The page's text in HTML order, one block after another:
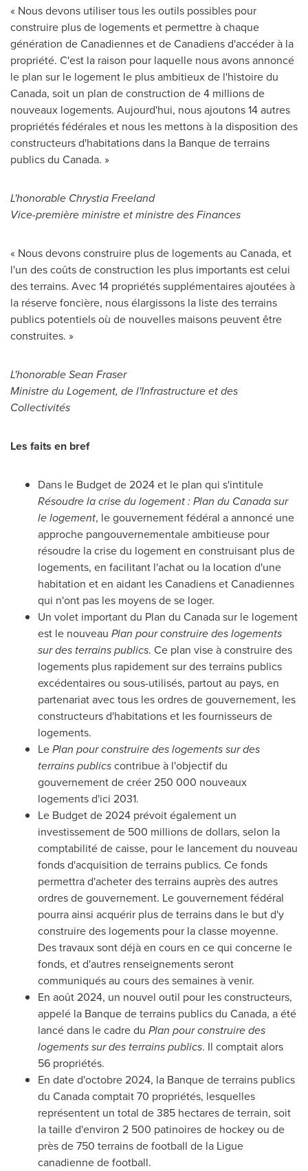
« Nous devons utiliser tous les outils possibles pour
construire plus de logements et permettre à chaque
génération de Canadiennes et de Canadiens d'accéder à la
propriété. C'est la raison pour laquelle nous avons annoncé
le plan sur le logement le plus ambitieux de l'histoire du
Canada, soit un plan de construction de 4 millions de
nouveaux logements. Aujourd'hui, nous ajoutons 14 autres
propriétés fédérales et nous les mettons à la disposition des
constructeurs d'habitations dans la Banque de terrains
publics du Canada. »
L'honorable Chrystia Freeland
Vice-première ministre et ministre des Finances
« Nous devons construire plus de logements au Canada, et
l'un des coûts de construction les plus importants est celui
des terrains. Avec 14 propriétés supplémentaires ajoutées à
la réserve foncière, nous élargissons la liste des terrains
publics potentiels où de nouvelles maisons peuvent être
construites. »
L'honorable Sean Fraser
Ministre du Logement, de l'Infrastructure et des
Collectivités
Les faits en bref
Dans le Budget de2024 et le plan qui s'intitule
Résoudre la crise du logement : Plan du Canadasur
le logement, le gouvernement fédéral a annoncé une
approche pangouvernementale ambitieuse pour
résoudre la crise du logement en construisant plus de
logements, en facilitant l'achat ou la location d'une
habitation et en aidant les Canadiens et Canadiennes
qui n'ont pas les moyens de se loger.
Un volet important du Plan du Canadasur le logement
est le nouveau Plan pour construire des logements
sur des terrains publics. Ce plan vise à construire des
logements plus rapidement sur des terrains publics
excédentaires ou sous-utilisés, partout au pays, en
partenariat avec tous les ordres de gouvernement, les
constructeurs d'habitations et les fournisseurs de
logements.
LePlan pour construire des logements sur des
terrains publicscontribue à l'objectif du
gouvernement de créer 250 000 nouveaux
logements d'ici 2031.
Le Budget de 2024 prévoit également un
investissement de 500 millions de dollars, selon la
comptabilité de caisse, pour le lancement du nouveau
fonds d'acquisition de terrains publics. Ce fonds
permettra d'acheter des terrains auprès des autres
ordres de gouvernement. Le gouvernement fédéral
pourra ainsi acquérir plus de terrains dans le but d'y
construire des logements pour la classe moyenne.
Des travaux sont déjà en cours en ce qui concerne le
fonds, et d'autres renseignements seront
communiqués au cours des semaines à venir.
En août 2024, un nouvel outil pour les constructeurs,
appelé la Banque de terrains publics du Canada, a été
lancé dans le cadre du Plan pour construire des
logements sur des terrains publics. Il comptait alors
56 propriétés.
En date d'octobre 2024, la Banque de terrains publics
du Canadacomptait 70 propriétés, lesquelles
représentent un total de 385 hectares de terrain, soit
la taille d'environ 2 500 patinoires de hockey ou de
près de 750 terrains de football de la Ligue
canadienne de football.